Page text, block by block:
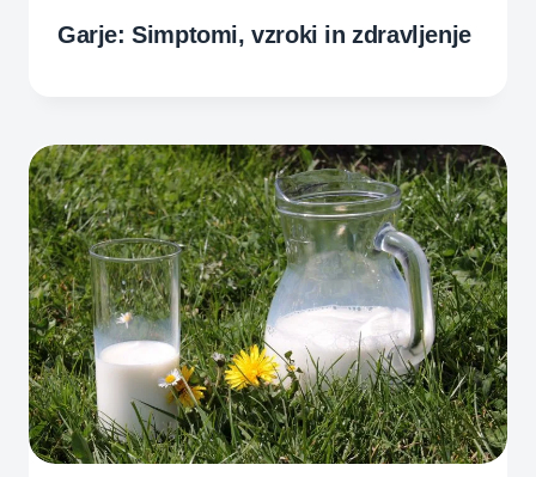
Garje: Simptomi, vzroki in zdravljenje